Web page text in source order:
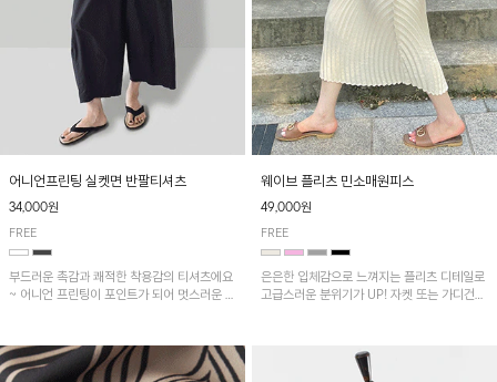
어니언프린팅 실켓면 반팔티셔츠
34,000원
FREE
부드러운 촉감과 쾌적한 착용감의 티셔츠에요
~ 어니언 프린팅이 포인트가 되어 멋스러운 아
웨이브 플리츠 민소매원피스
49,000원
FREE
은은한 입체감으로 느껴지는 플리츠 디테일로
고급스러운 분위기가 UP! 자켓 또는 가디건과